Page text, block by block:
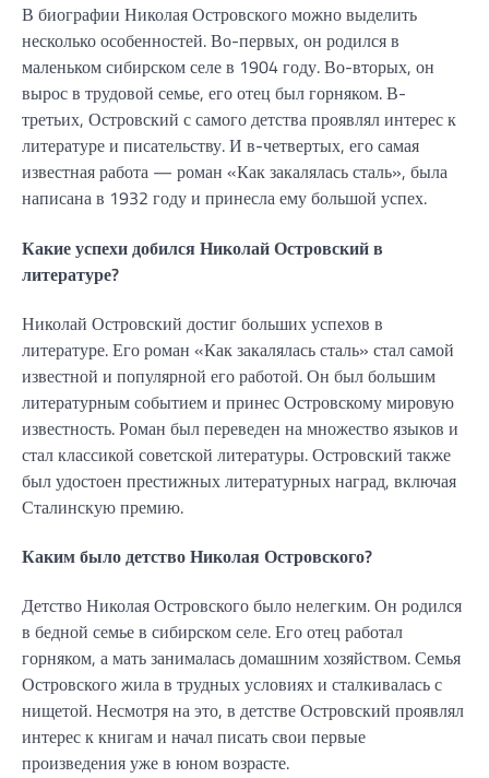
В биографии Николая Островского можно выделить
несколько особенностей. Во-первых, он родился в
маленьком сибирском селе в 1904 году. Во-вторых, он
вырос в трудовой семье, его отец был горняком. В-
третьих, Островский с самого детства проявлял интерес к
литературе и писательству. И в-четвертых, его самая
известная работа — роман «Как закалялась сталь», была
написана в 1932 году и принесла ему большой успех.
Какие успехи добился Николай Островский в
литературе?
Николай Островский достиг больших успехов в
литературе. Его роман «Как закалялась сталь» стал самой
известной и популярной его работой. Он был большим
литературным событием и принес Островскому мировую
известность. Роман был переведен на множество языков и
стал классикой советской литературы. Островский также
был удостоен престижных литературных наград, включая
Сталинскую премию.
Каким было детство Николая Островского?
Детство Николая Островского было нелегким. Он родился
в бедной семье в сибирском селе. Его отец работал
горняком, а мать занималась домашним хозяйством. Семья
Островского жила в трудных условиях и сталкивалась с
нищетой. Несмотря на это, в детстве Островский проявлял
интерес к книгам и начал писать свои первые
произведения уже в юном возрасте.